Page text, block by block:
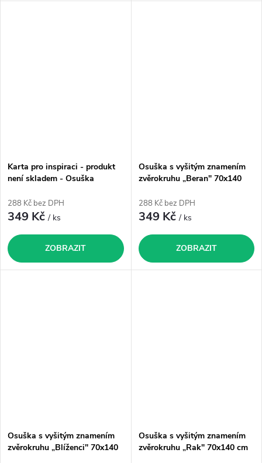
Karta pro inspiraci - produkt
není skladem - Osuška
288 Kč bez DPH
349 Kč/ ks
ZOBRAZIT
Osuška s vyšitým znamením
zvěrokruhu „Beran" 70x140
288 Kč bez DPH
349 Kč/ ks
ZOBRAZIT
Osuška s vyšitým znamením
zvěrokruhu „Blíženci" 70x140
Osuška s vyšitým znamením
zvěrokruhu „Rak" 70x140 cm